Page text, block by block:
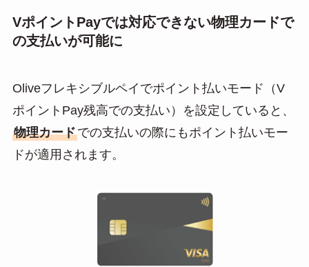
VポイントPayでは対応できない物理カードで
の支払いが可能に
Oliveフレキシブルペイでポイント払いモード（V
ポイントPay残高での支払い）を設定していると、
物理カードでの支払いの際にもポイント払いモー
ドが適用されます。